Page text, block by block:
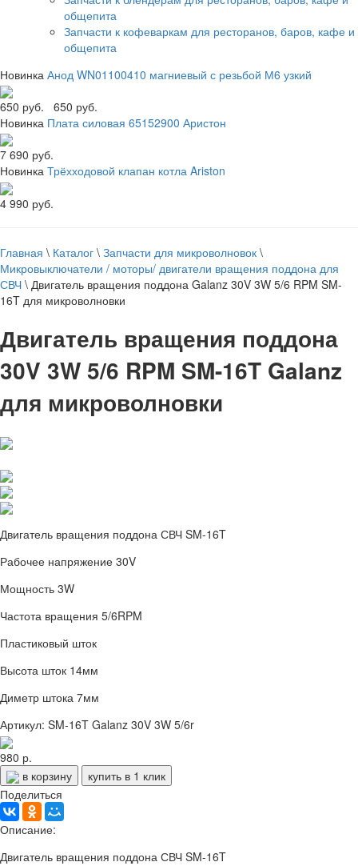
общепита
Запчасти к кофеваркам для ресторанов, баров, кафе и
общепита
Новинка Анод WN01100410 магниевый с резьбой М6 узкий
650 руб.
650 руб.
Новинка Плата силовая 65152900 Аристон
7 690 руб.
Новинка Трёхходовой клапан котла Ariston
4 990 руб.
Главная \ Каталог \ Запчасти для микроволновок \
Микровыключатели / моторы/ двигатели вращения поддона для
СВЧ \ Двигатель вращения поддона Galanz 30V 3W 5/6 RPM SM-
16T для микроволновки
Двигатель вращения поддона
30V 3W 5/6 RPM SM-16T Galanz
для микроволновки
Двигатель вращения поддона СВЧ SM-16T
Рабочее напряжение 30V
Мощность 3W
Частота вращения 5/6RPM
Пластиковый шток
Высота шток 14мм
Диметр штока 7мм
Артикул: SM-16T Galanz 30V 3W 5/6r
980 р.
в корзину
купить в 1 клик
Поделиться
Описание:
Двигатель вращения поддона СВЧ SM-16T